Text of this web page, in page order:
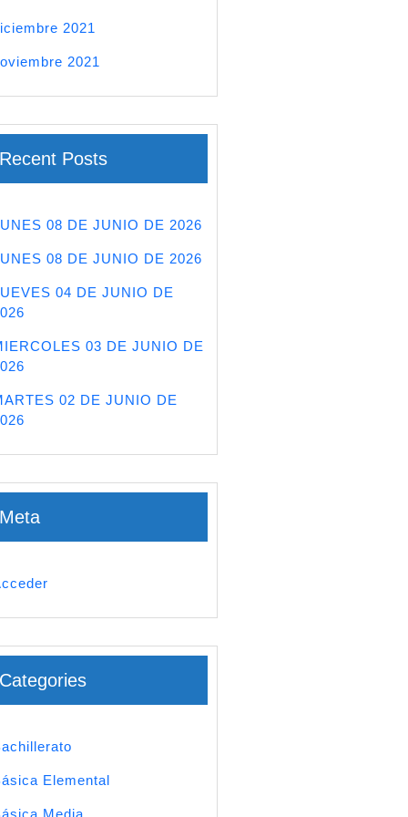
2021
2021
Recent Posts
08 DE JUNIO DE 2026
08 DE JUNIO DE 2026
04 DE JUNIO DE
03 DE JUNIO DE
02 DE JUNIO DE
Meta
Categories
Elemental
Media